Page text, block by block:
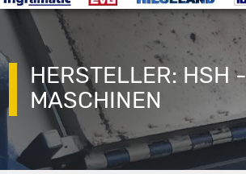
HERSTELLER: HSH -
MASCHINEN